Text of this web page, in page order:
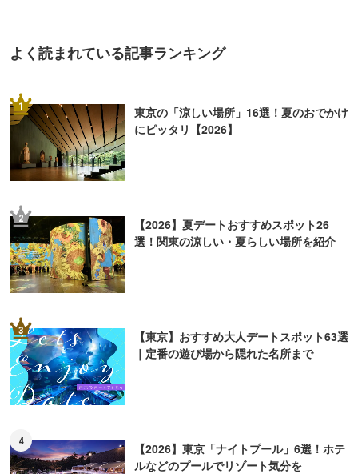
よく読まれている記事ランキング
1
東京の「涼しい場所」16選！夏のおでかけ
にピッタリ【2026】
2
【2026】夏デートおすすめスポット26
選！関東の涼しい・夏らしい場所を紹介
3
【東京】おすすめ大人デートスポット63選
｜定番の遊び場から隠れた名所まで
4
【2026】東京「ナイトプール」6選！ホテ
ルなどのプールでリゾート気分を